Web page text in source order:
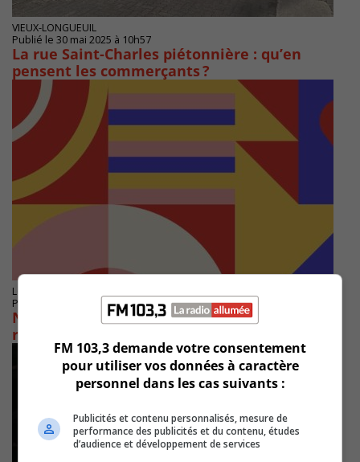
VIEUX-LONGUEUIL
Publié le 30 mai 2025 à 10h57
La rue Saint-Charles piétonnière : qu’en
pensent les commerçants ?
LONGUEUIL
Publié le 12 Décembre 2024 à 12h00
Nouveau mandat confié à l’OPPL pour
revitaliser la Ville de Longueuil
FM 103,3 demande votre consentement
pour utiliser vos données à caractère
personnel dans les cas suivants :
Publicités et contenu personnalisés, mesure de
performance des publicités et du contenu, études
d’audience et développement de services